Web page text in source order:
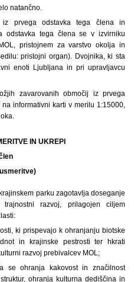
natančno.
iz prvega odstavka tega člena in
odstavka tega člena se v izvirniku
pristojnem za varstvo okolja in
pristojni organ). Dvojnika, ki sta
enoti Ljubljana in pri upravljavcu
zavarovanih območij iz prvega
informativni karti v merilu 1:15000,
IN UKREPI
parku zagotavlja doseganje
razvoj, prilagojen ciljem
ki prispevajo k ohranjanju biotske
in krajinske pestrosti ter hkrati
razvoj prebivalcev MOL;
se ohranja kakovost in značilnost
ohranja kulturna dediščina in